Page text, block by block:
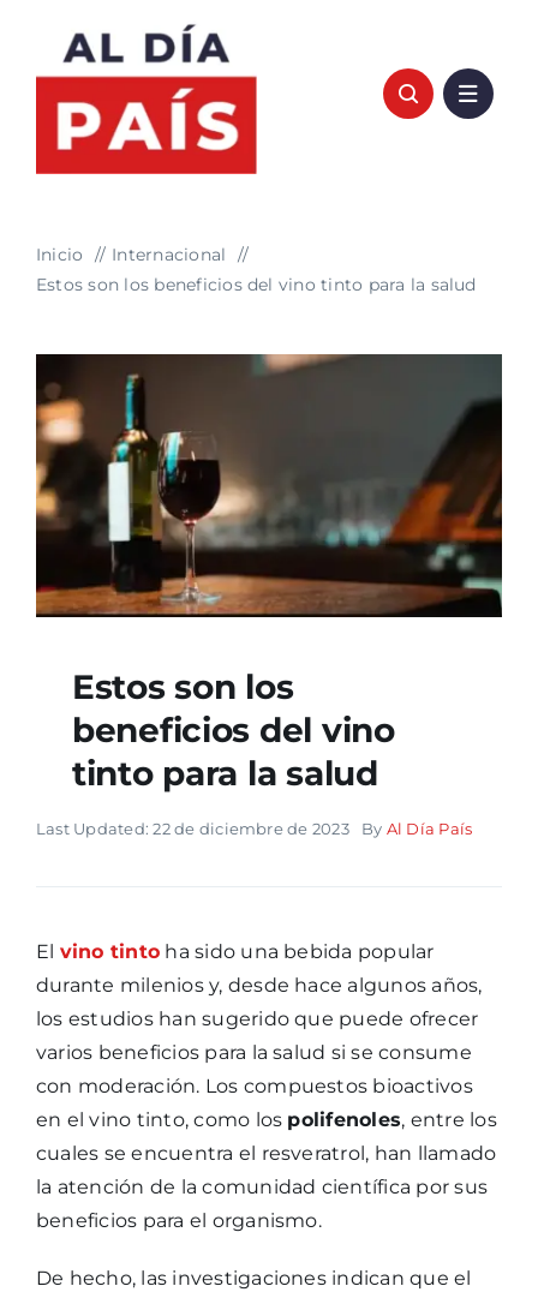
contenido
Inicio
Internacional
Estos son los beneficios del vino tinto para la salud
Estos son los
beneficios del vino
tinto para la salud
Last Updated: 22 de diciembre de 2023 By Al Día País
El vino tinto ha sido una bebida popular
durante milenios y, desde hace algunos años,
los estudios han sugerido que puede ofrecer
varios beneficios para la salud si se consume
con moderación. Los compuestos bioactivos
en el vino tinto, como los polifenoles, entre los
cuales se encuentra el resveratrol, han llamado
la atención de la comunidad científica por sus
beneficios para el organismo.
De hecho, las investigaciones indican que el